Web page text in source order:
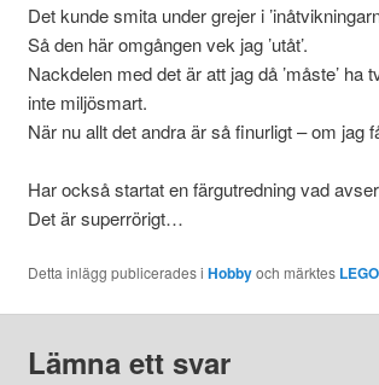
Det kunde smita under grejer i
Så den här omgången vek jag ’utåt’.
Nackdelen med det är att jag då ’måste’ ha
inte miljösmart.
När nu allt det andra är så finurligt – om
Har också startat en färgutredning vad
Det är superrörigt…
Detta inlägg publicerades i Hobbyoch märktes LEGO
Lämna ett svar